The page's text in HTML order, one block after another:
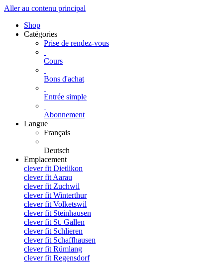
Aller au contenu principal
Shop
Catégories
Prise de rendez-vous
Cours
Bons d'achat
Entrée simple
Abonnement
Langue
Français
Deutsch
Emplacement
clever fit Dietlikon
clever fit Aarau
clever fit Zuchwil
clever fit Winterthur
clever fit Volketswil
clever fit Steinhausen
clever fit St. Gallen
clever fit Schlieren
clever fit Schaffhausen
clever fit Rümlang
clever fit Regensdorf